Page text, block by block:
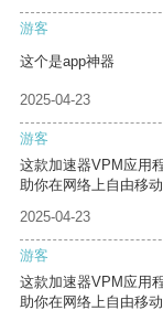
游客
这个是app神器
2025-04-23
游客
这款加速器VPM应用
助你在网络上自由移动
2025-04-23
游客
这款加速器VPM应用
助你在网络上自由移动